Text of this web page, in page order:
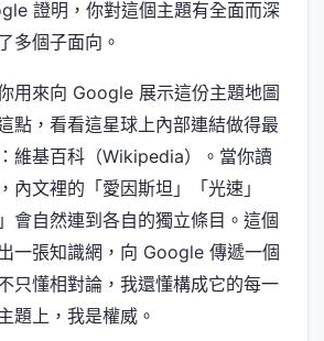
證明，你對這個主題有全面而深
多個子面向。
用來向 Google 展示這份主題地圖
點，看看這星球上內部連結做得最
維基百科（Wikipedia）。當你讀
內文裡的「愛因斯坦」「光速」
會自然連到各自的獨立條目。這個
一張知識網，向 Google 傳遞一個
只懂相對論，我還懂構成它的每一
題上，我是權威。